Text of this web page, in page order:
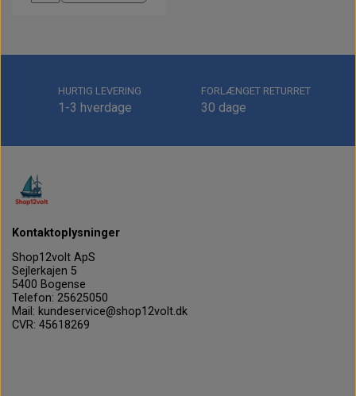
HURTIG LEVERING
1-3 hverdage
FORLÆNGET RETURRET
30 dage
Kontaktoplysninger
Shop12volt ApS
Sejlerkajen 5
5400 Bogense
Telefon: 25625050
Mail: kundeservice@shop12volt.dk
CVR: 45618269